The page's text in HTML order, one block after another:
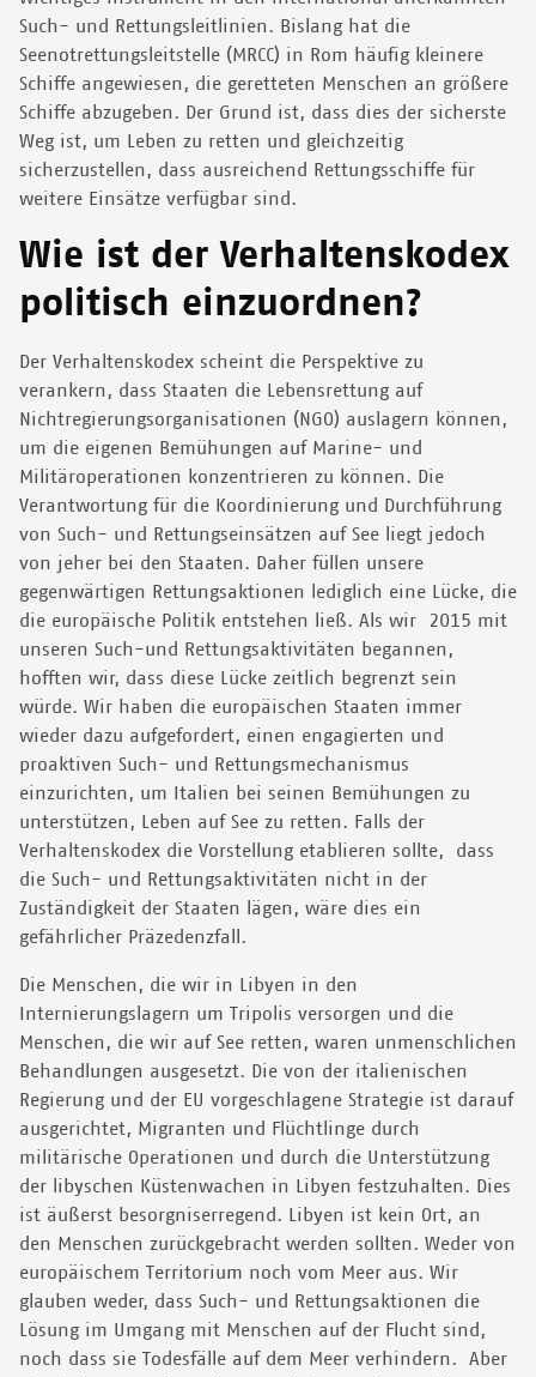
Such- und Rettungsleitlinien. Bislang hat die
Seenotrettungsleitstelle (MRCC) in Rom häufig kleinere
Schiffe angewiesen, die geretteten Menschen an größere
Schiffe abzugeben. Der Grund ist, dass dies der sicherste
Weg ist, um Leben zu retten und gleichzeitig
sicherzustellen, dass ausreichend Rettungsschiffe für
weitere Einsätze verfügbar sind.
Wie ist der Verhaltenskodex
politisch einzuordnen?
Der Verhaltenskodex scheint die Perspektive zu
verankern, dass Staaten die Lebensrettung auf
Nichtregierungsorganisationen (NGO) auslagern können,
um die eigenen Bemühungen auf Marine- und
Militäroperationen konzentrieren zu können. Die
Verantwortung für die Koordinierung und Durchführung
von Such- und Rettungseinsätzen auf See liegt jedoch
von jeher bei den Staaten. Daher füllen unsere
gegenwärtigen Rettungsaktionen lediglich eine Lücke, die
die europäische Politik entstehen ließ. Als wir 2015 mit
unseren Such-und Rettungsaktivitäten begannen,
hofften wir, dass diese Lücke zeitlich begrenzt sein
würde. Wir haben die europäischen Staaten immer
wieder dazu aufgefordert, einen engagierten und
proaktiven Such- und Rettungsmechanismus
einzurichten, um Italien bei seinen Bemühungen zu
unterstützen, Leben auf See zu retten. Falls der
Verhaltenskodex die Vorstellung etablieren sollte, dass
die Such- und Rettungsaktivitäten nicht in der
Zuständigkeit der Staaten lägen, wäre dies ein
gefährlicher Präzedenzfall.
Die Menschen, die wir in Libyen in den
Internierungslagern um Tripolis versorgen und die
Menschen, die wir auf See retten, waren unmenschlichen
Behandlungen ausgesetzt. Die von der italienischen
Regierung und der EU vorgeschlagene Strategie ist darauf
ausgerichtet, Migranten und Flüchtlinge durch
militärische Operationen und durch die Unterstützung
der libyschen Küstenwachen in Libyen festzuhalten. Dies
ist äußerst besorgniserregend. Libyen ist kein Ort, an
den Menschen zurückgebracht werden sollten. Weder von
europäischem Territorium noch vom Meer aus. Wir
glauben weder, dass Such- und Rettungsaktionen die
Lösung im Umgang mit Menschen auf der Flucht sind,
noch dass sie Todesfälle auf dem Meer verhindern. Aber